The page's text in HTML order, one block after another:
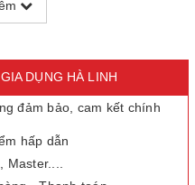
DỤNG HÀ LINH
đảm bảo, cam kết chính
hấp dẫn